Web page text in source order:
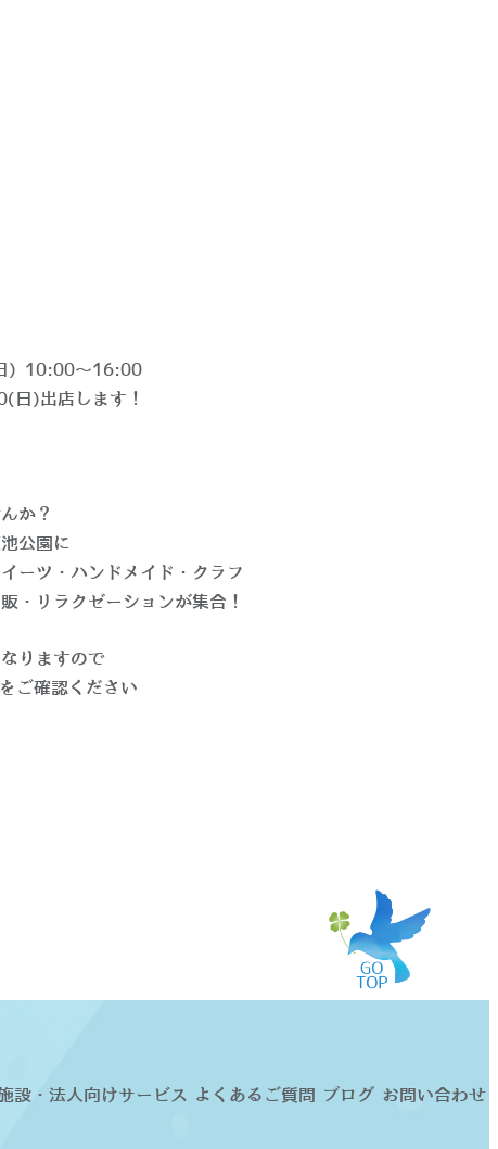
) 10:00〜16:00
)出店します！
か？
公園に
ーツ・ハンドメイド・クラフ
・リラクゼーションが集合！
りますので
ご確認ください
設・法人向けサービス よくあるご質問 ブログ お問い合わせ